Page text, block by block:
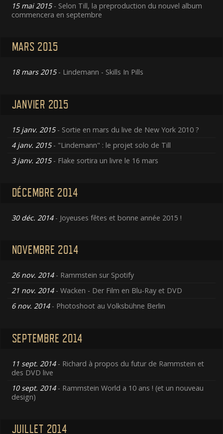
15 mai 2015- Selon Till, la preproduction du nouvel album
commencera en septembre
MARS 2015
18 mars 2015- Lindemann - Skills In Pills
JANVIER 2015
15 janv. 2015- Sortie en mars du live de New York 2010 ?
4 janv. 2015- "Lindemann" : le projet solo de Till
3 janv. 2015- Flake sortira un livre le 16 mars
DÉCEMBRE 2014
30 déc. 2014- Joyeuses fêtes et bonne année 2015 !
NOVEMBRE 2014
26 nov. 2014- Rammstein sur Spotify
21 nov. 2014- Wacken - Der Film en Blu-Ray et DVD
6 nov. 2014- Photoshoot au Volksbühne Berlin
SEPTEMBRE 2014
11 sept. 2014- Richard à propos du futur de Rammstein et
des DVD live
10 sept. 2014- Rammstein World a 10 ans ! (et un nouveau
design)
JUILLET 2014